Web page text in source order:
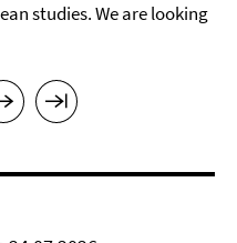
studies. We are looking